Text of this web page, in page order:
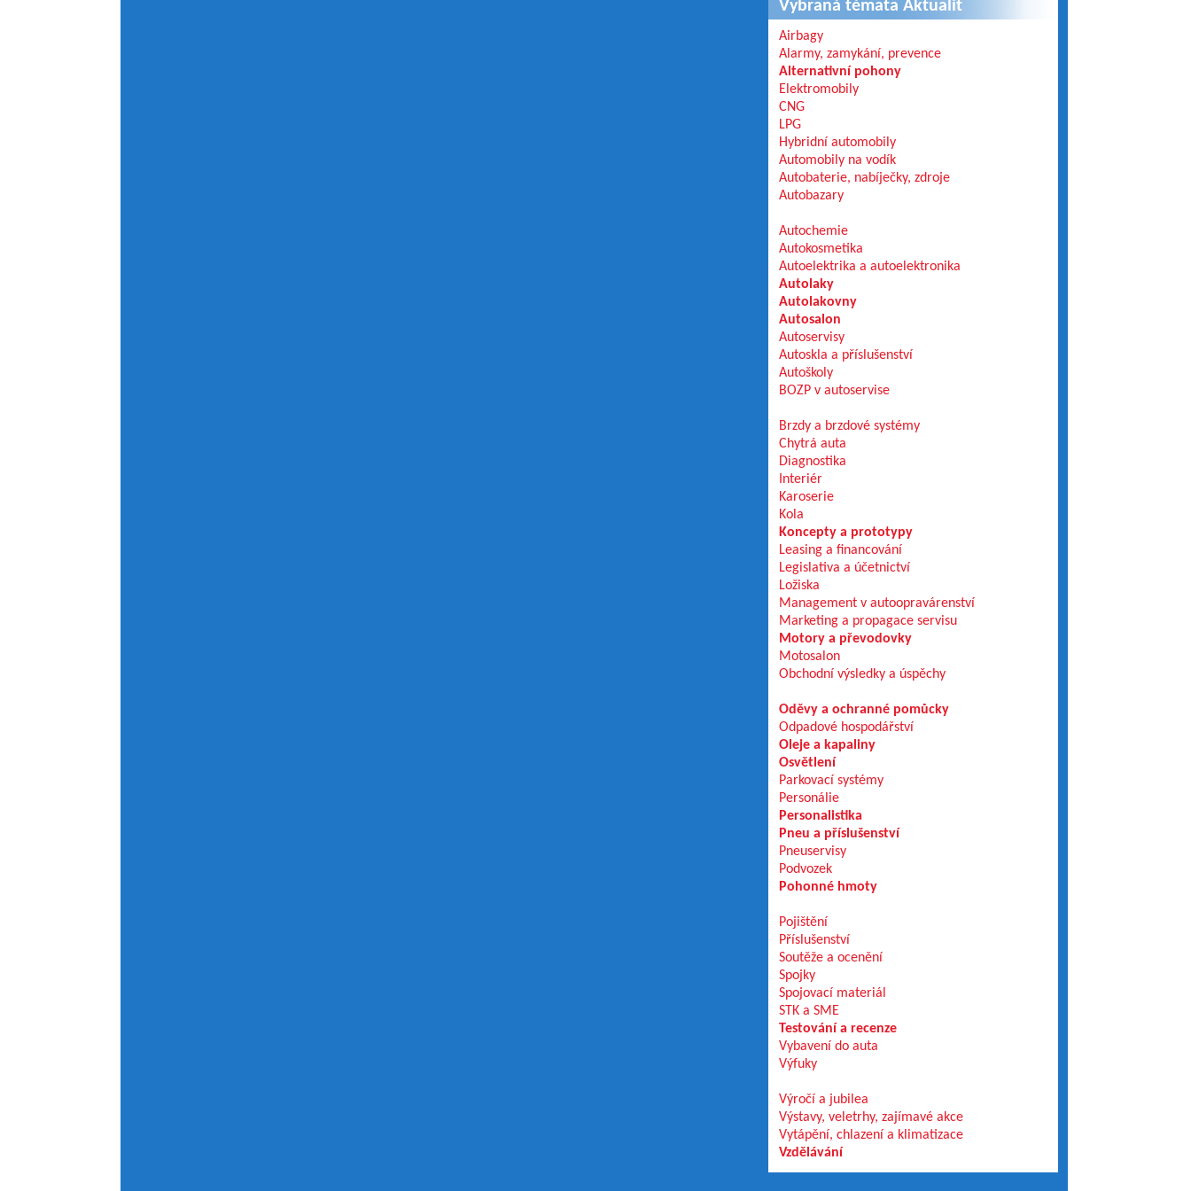
Vybraná témata Aktualit
Airbagy
Alarmy, zamykání, prevence
Alternativní pohony
Elektromobily
CNG
LPG
Hybridní automobily
Automobily na vodík
Autobaterie, nabíječky, zdroje
Autobazary
Autochemie
Autokosmetika
Autoelektrika a autoelektronika
Autolaky
Autolakovny
Autosalon
Autoservisy
Autoskla a příslušenství
Autoškoly
BOZP v autoservise
Brzdy a brzdové systémy
Chytrá auta
Diagnostika
Interiér
Karoserie
Kola
Koncepty a prototypy
Leasing a financování
Legislativa a účetnictví
Ložiska
Management v autoopravárenství
Marketing a propagace servisu
Motory a převodovky
Motosalon
Obchodní výsledky a úspěchy
Oděvy a ochranné pomůcky
Odpadové hospodářství
Oleje a kapaliny
Osvětlení
Parkovací systémy
Personálie
Personalistika
Pneu a příslušenství
Pneuservisy
Podvozek
Pohonné hmoty
Pojištění
Příslušenství
Soutěže a ocenění
Spojky
Spojovací materiál
STK a SME
Testování a recenze
Vybavení do auta
Výfuky
Výročí a jubilea
Výstavy, veletrhy, zajímavé akce
Vytápění, chlazení a klimatizace
Vzdělávání